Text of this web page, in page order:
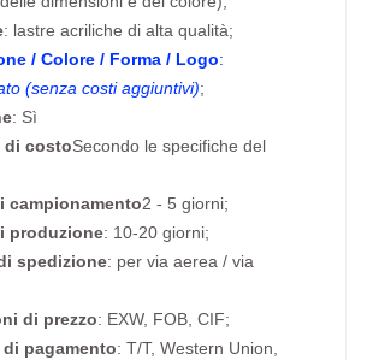
: lastre acriliche di alta qualità;
/ Colore / Forma / Logo:
(senza costi aggiuntivi);
: Sì
di costoSecondo le specifiche del
campionamento2 - 5 giorni;
produzione: 10-20 giorni;
spedizione: per via aerea / via
di prezzo: EXW, FOB, CIF;
di pagamento: T/T, Western Union,